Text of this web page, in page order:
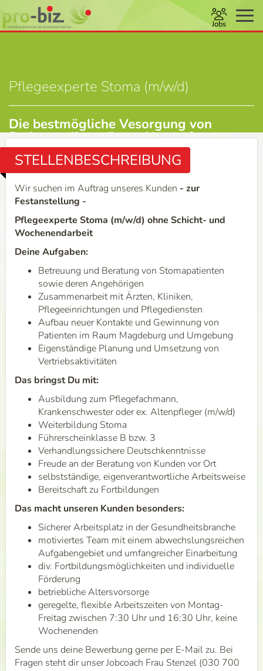
Jobs
Pflegeexperte Stoma (m/w/d)
Die bestmögliche Vesorgung von
Patienten liegt dir am Herzen?
STELLENBESCHREIBUNG
Wir suchen im Auftrag unseres Kunden - zur
Festanstellung -
Pflegeexperte Stoma (m/w/d) ohne Schicht- und
Wochenendarbeit
Deine Aufgaben:
Betreuung und Beratung von Stomapatienten
sowie deren Angehörigen
Zusammenarbeit mit Ärzten, Kliniken,
Pflegeeinrichtungen und Pflegediensten
Aufbau neuer Kontakte und Gewinnung von
Patienten im Raum Magdeburg und Umgebung
Eigenständige Planung und Umsetzung von
Vertriebsaktivitäten
Das bringst Du mit:
Ausbildung zum Pflegefachmann,
Krankenschwester oder ex. Altenpfleger (m/w/d)
Weiterbildung Stoma
Führerscheinklasse B bzw. 3
Verhandlungssichere Deutschkenntnisse
Freude an der Beratung von Kunden vor Ort
selbstständige, eigenverantwortliche Arbeitsweise
Bereitschaft zu Fortbildungen
Das macht unseren Kunden besonders:
Sicherer Arbeitsplatz in der Gesundheitsbranche
motiviertes Team mit einem abwechslungsreichen
Aufgabengebiet und umfangreicher Einarbeitung
div. Fortbildungsmöglichkeiten und individuelle
Förderung
betriebliche Altersvorsorge
geregelte, flexible Arbeitszeiten von Montag-
Freitag zwischen 7:30 Uhr und 16:30 Uhr, keine
Wochenenden
Sende uns deine Bewerbung gerne per E-Mail zu. Bei
Fragen steht dir unser Jobcoach Frau Stenzel (030 700